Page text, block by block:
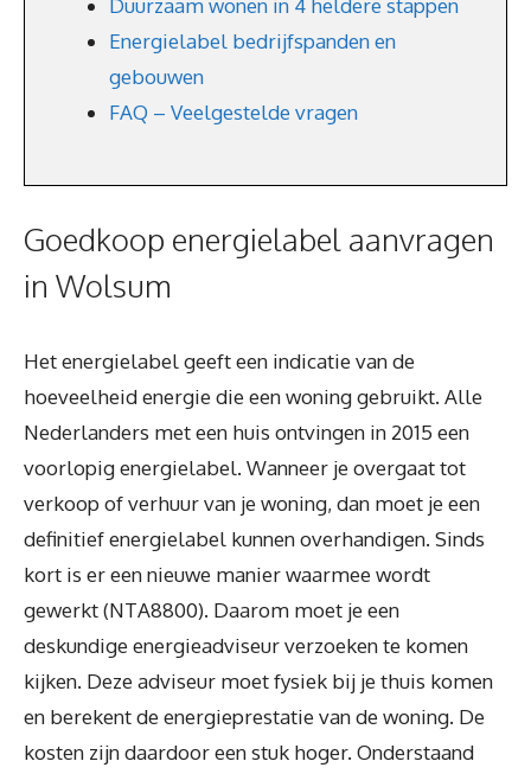
Duurzaam wonen in 4 heldere stappen
Energielabel bedrijfspanden en
gebouwen
FAQ – Veelgestelde vragen
Goedkoop energielabel aanvragen
in Wolsum
Het energielabel geeft een indicatie van de
hoeveelheid energie die een woning gebruikt. Alle
Nederlanders met een huis ontvingen in 2015 een
voorlopig energielabel. Wanneer je overgaat tot
verkoop of verhuur van je woning, dan moet je een
definitief energielabel kunnen overhandigen. Sinds
kort is er een nieuwe manier waarmee wordt
gewerkt (NTA8800). Daarom moet je een
deskundige energieadviseur verzoeken te komen
kijken. Deze adviseur moet fysiek bij je thuis komen
en berekent de energieprestatie van de woning. De
kosten zijn daardoor een stuk hoger. Onderstaand